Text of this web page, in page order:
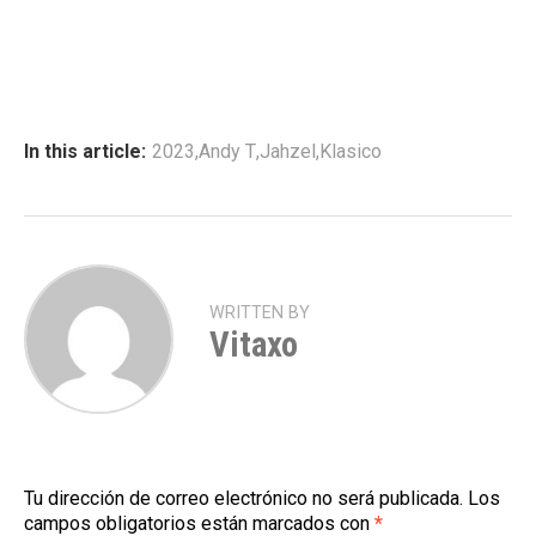
In this article: 2023,Andy T,Jahzel,Klasico
WRITTEN BY
Vitaxo
Tu dirección de correo electrónico no será publicada. Los
campos obligatorios están marcados con *